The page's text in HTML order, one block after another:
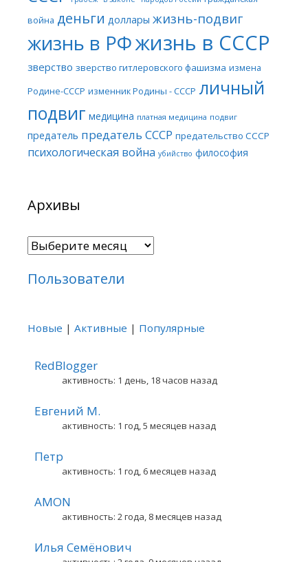
война деньги доллары жизнь-подвиг
жизнь в РФжизнь в СССР
зверство зверство гитлеровского фашизма измена
Родине-СССР изменник Родины - СССР личный
подвиг медицина платная медицина подвиг
предатель предатель СССР предательство СССР
психологическая война убийство философия
Архивы
Архивы
Пользователи
Новые | Активные | Популярные
RedBlogger
активность: 1 день, 18 часов назад
Евгений М.
активность: 1 год, 5 месяцев назад
Петр
активность: 1 год, 6 месяцев назад
AMON
активность: 2 года, 8 месяцев назад
Илья Семёнович